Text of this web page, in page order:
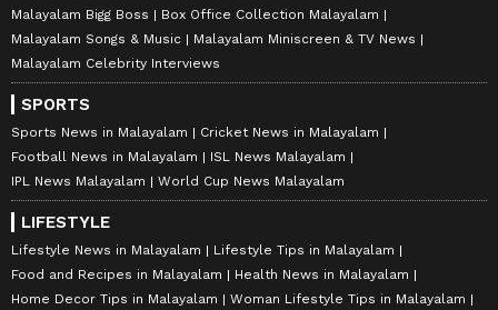
Malayalam Bigg Boss
Box Office Collection Malayalam
Malayalam Songs & Music
Malayalam Miniscreen & TV News
Malayalam Celebrity Interviews
SPORTS
Sports News in Malayalam
Cricket News in Malayalam
Football News in Malayalam
ISL News Malayalam
IPL News Malayalam
World Cup News Malayalam
LIFESTYLE
Lifestyle News in Malayalam
Lifestyle Tips in Malayalam
Food and Recipes in Malayalam
Health News in Malayalam
Home Decor Tips in Malayalam
Woman Lifestyle Tips in Malayalam